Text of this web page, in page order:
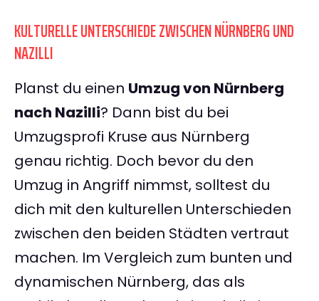
KULTURELLE UNTERSCHIEDE ZWISCHEN NÜRNBERG UND
NAZILLI
Planst du einen Umzug von Nürnberg
nach Nazilli? Dann bist du bei
Umzugsprofi Kruse aus Nürnberg
genau richtig. Doch bevor du den
Umzug in Angriff nimmst, solltest du
dich mit den kulturellen Unterschieden
zwischen den beiden Städten vertraut
machen. Im Vergleich zum bunten und
dynamischen Nürnberg, das als